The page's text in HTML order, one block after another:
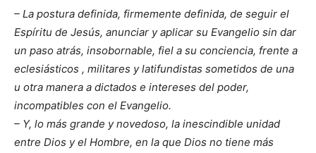
– La postura definida, firmemente definida, de seguir el
Espíritu de Jesús, anunciar y aplicar su Evangelio sin dar
un paso atrás, insobornable, fiel a su conciencia, frente a
eclesiásticos , militares y latifundistas sometidos de una
u otra manera a dictados e intereses del poder,
incompatibles con el Evangelio.
– Y, lo más grande y novedoso, la inescindible unidad
entre Dios y el Hombre, en la que Dios no tiene más